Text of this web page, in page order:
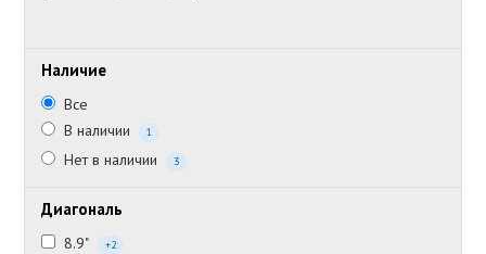
Наличие
Все
В наличии
1
Нет в наличии 3
Диагональ
8.9" +2